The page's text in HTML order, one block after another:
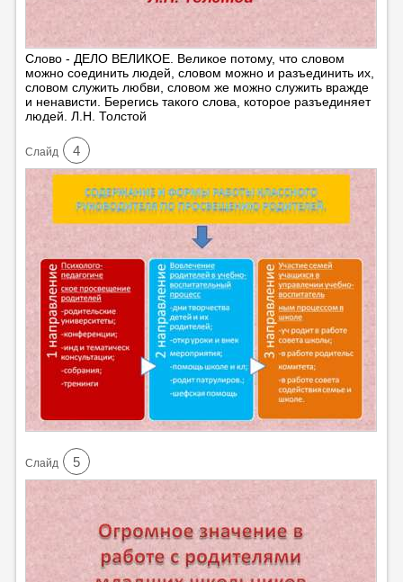
Слово - ДЕЛО ВЕЛИКОЕ. Великое потому, что словом
можно соединить людей, словом можно и разъединить их,
словом служить любви, словом же можно служить вражде
и ненависти. Берегись такого слова, которое разъединяет
людей. Л.Н. Толстой
Cлайд 4
Cлайд 5